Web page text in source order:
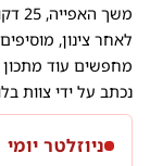
משך האפייה, 25 דקות, תלוי בחום התנור שיש לכם.
לאחר צינון,
מחפשים עוד מתכון
נכתב על ידי צוות
ניוזלטר יומי